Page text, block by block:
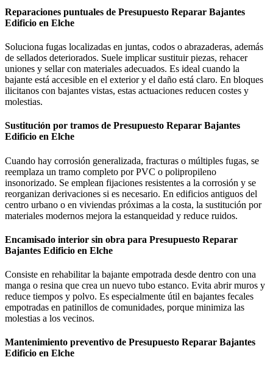
Reparaciones puntuales de Presupuesto Reparar Bajantes
Edificio en Elche
Soluciona fugas localizadas en juntas, codos o abrazaderas, además
de sellados deteriorados. Suele implicar sustituir piezas, rehacer
uniones y sellar con materiales adecuados. Es ideal cuando la
bajante está accesible en el exterior y el daño está claro. En bloques
ilicitanos con bajantes vistas, estas actuaciones reducen costes y
molestias.
Sustitución por tramos de Presupuesto Reparar Bajantes
Edificio en Elche
Cuando hay corrosión generalizada, fracturas o múltiples fugas, se
reemplaza un tramo completo por PVC o polipropileno
insonorizado. Se emplean fijaciones resistentes a la corrosión y se
reorganizan derivaciones si es necesario. En edificios antiguos del
centro urbano o en viviendas próximas a la costa, la sustitución por
materiales modernos mejora la estanqueidad y reduce ruidos.
Encamisado interior sin obra para Presupuesto Reparar
Bajantes Edificio en Elche
Consiste en rehabilitar la bajante empotrada desde dentro con una
manga o resina que crea un nuevo tubo estanco. Evita abrir muros y
reduce tiempos y polvo. Es especialmente útil en bajantes fecales
empotradas en patinillos de comunidades, porque minimiza las
molestias a los vecinos.
Mantenimiento preventivo de Presupuesto Reparar Bajantes
Edificio en Elche